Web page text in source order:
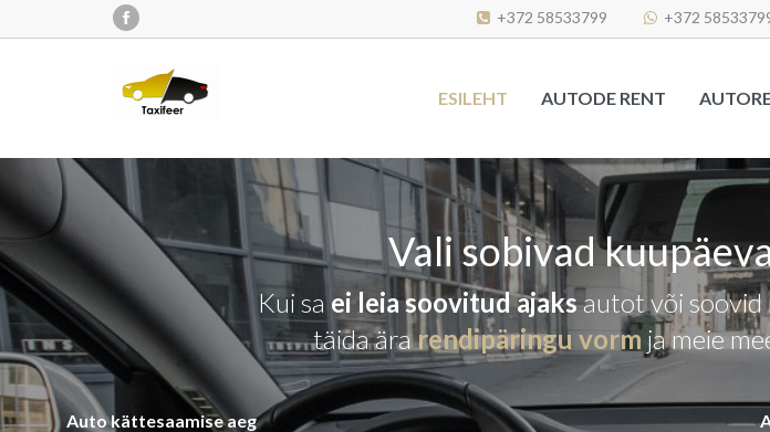
+372 58533799 +372
ESILEHT AUTODE RENT
Vali sobivad
Kui saei leia soovitud ajaksautot või soovid
täida ärarendipäringu vormja meie
Auto kättesaamise aeg